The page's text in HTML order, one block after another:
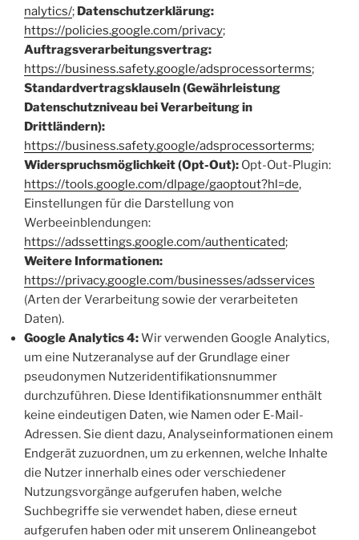
nalytics/; Datenschutzerklärung:
https://policies.google.com/privacy;
Auftragsverarbeitungsvertrag:
https://business.safety.google/adsprocessorterms;
Standardvertragsklauseln (Gewährleistung
Datenschutzniveau bei Verarbeitung in
Drittländern):
https://business.safety.google/adsprocessorterms;
Widerspruchsmöglichkeit (Opt-Out): Opt-Out-Plugin:
https://tools.google.com/dlpage/gaoptout?hl=de,
Einstellungen für die Darstellung von
Werbeeinblendungen:
https://adssettings.google.com/authenticated;
Weitere Informationen:
https://privacy.google.com/businesses/adsservices
(Arten der Verarbeitung sowie der verarbeiteten
Daten).
Google Analytics 4:Wir verwenden Google Analytics,
um eine Nutzeranalyse auf der Grundlage einer
pseudonymen Nutzeridentifikationsnummer
durchzuführen. Diese Identifikationsnummer enthält
keine eindeutigen Daten, wie Namen oder E-Mail-
Adressen. Sie dient dazu, Analyseinformationen einem
Endgerät zuzuordnen, um zu erkennen, welche Inhalte
die Nutzer innerhalb eines oder verschiedener
Nutzungsvorgänge aufgerufen haben, welche
Suchbegriffe sie verwendet haben, diese erneut
aufgerufen haben oder mit unserem Onlineangebot